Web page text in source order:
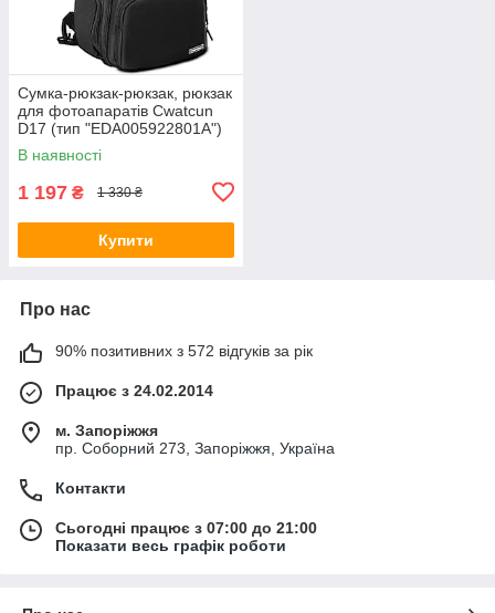
Сумка-рюкзак-рюкзак, рюкзак
для фотоапаратів Cwatcun
D17 (тип "EDA005922801A")
— чорний
В наявності
1 197 ₴ 1 330 ₴
Купити
Про нас
90% позитивних з 572 відгуків за рік
Працює з 24.02.2014
м. Запоріжжя
пр. Соборний 273, Запоріжжя, Україна
Контакти
Сьогодні працює з 07:00 до 21:00
Показати весь графік роботи